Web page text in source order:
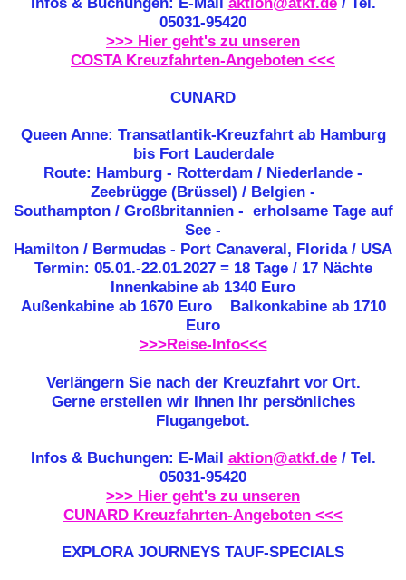
05031-95420
>>> Hier geht's zu unseren
COSTA Kreuzfahrten-Angeboten <<<
CUNARD
Queen Anne: Transatlantik-Kreuzfahrt ab Hamburg
bis Fort Lauderdale
Route: Hamburg - Rotterdam / Niederlande -
Zeebrügge (Brüssel) / Belgien -
Southampton / Großbritannien - erholsame Tage auf
See -
Hamilton / Bermudas - Port Canaveral, Florida / USA
Termin: 05.01.-22.01.2027 = 18 Tage / 17 Nächte
Innenkabine ab 1340 Euro
Außenkabine ab 1670 Euro Balkonkabine ab 1710
Euro
>>>Reise-Info<<<
Verlängern Sie nach der Kreuzfahrt vor Ort.
Gerne erstellen wir Ihnen Ihr persönliches
Flugangebot.
Infos & Buchungen: E-Mail aktion@atkf.de / Tel.
05031-95420
>>> Hier geht's zu unseren
CUNARD Kreuzfahrten-Angeboten <<<
EXPLORA JOURNEYS TAUF-SPECIALS